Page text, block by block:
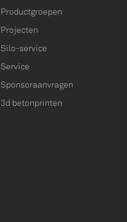
Productgroepen
Projecten
Silo-service
Service
Sponsoraanvragen
3d betonprinten